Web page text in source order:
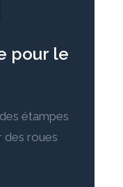
pour le
étampes
des roues